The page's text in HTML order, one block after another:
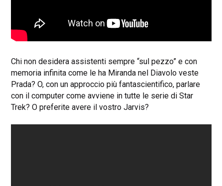
Chi non desidera assistenti sempre “sul pezzo” e con
memoria infinita come le ha Miranda nel Diavolo veste
Prada? O, con un approccio più fantascientifico, parlare
con il computer come avviene in tutte le serie di Star
Trek? O preferite avere il vostro Jarvis?